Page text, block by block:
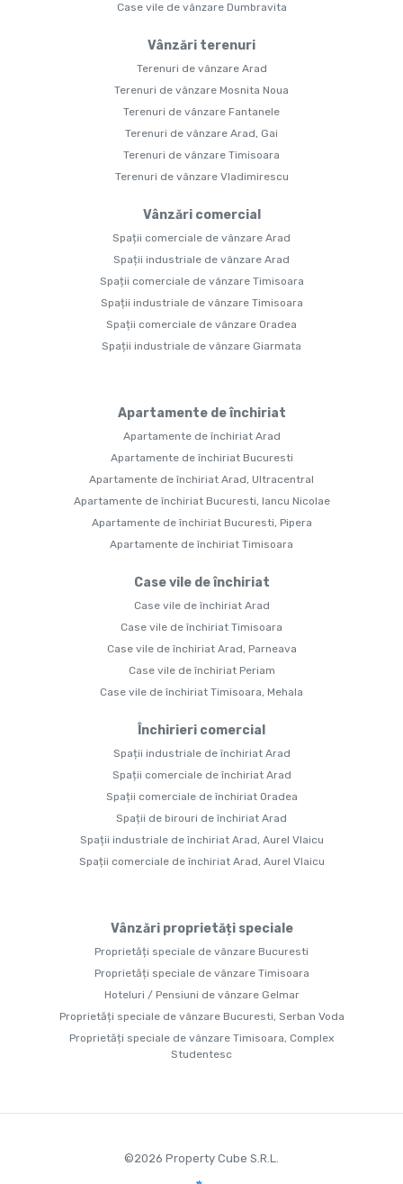
Case vile de vânzare Dumbravita
Vânzări terenuri
Terenuri de vânzare Arad
Terenuri de vânzare Mosnita Noua
Terenuri de vânzare Fantanele
Terenuri de vânzare Arad, Gai
Terenuri de vânzare Timisoara
Terenuri de vânzare Vladimirescu
Vânzări comercial
Spații comerciale de vânzare Arad
Spații industriale de vânzare Arad
Spații comerciale de vânzare Timisoara
Spații industriale de vânzare Timisoara
Spații comerciale de vânzare Oradea
Spații industriale de vânzare Giarmata
Apartamente de închiriat
Apartamente de închiriat Arad
Apartamente de închiriat Bucuresti
Apartamente de închiriat Arad, Ultracentral
Apartamente de închiriat Bucuresti, Iancu Nicolae
Apartamente de închiriat Bucuresti, Pipera
Apartamente de închiriat Timisoara
Case vile de închiriat
Case vile de închiriat Arad
Case vile de închiriat Timisoara
Case vile de închiriat Arad, Parneava
Case vile de închiriat Periam
Case vile de închiriat Timisoara, Mehala
Închirieri comercial
Spații industriale de închiriat Arad
Spații comerciale de închiriat Arad
Spații comerciale de închiriat Oradea
Spații de birouri de închiriat Arad
Spații industriale de închiriat Arad, Aurel Vlaicu
Spații comerciale de închiriat Arad, Aurel Vlaicu
Vânzări proprietăți speciale
Proprietăți speciale de vânzare Bucuresti
Proprietăți speciale de vânzare Timisoara
Hoteluri / Pensiuni de vânzare Gelmar
Proprietăți speciale de vânzare Bucuresti, Serban Voda
Proprietăți speciale de vânzare Timisoara, Complex
Studentesc
©2026 Property Cube S.R.L.